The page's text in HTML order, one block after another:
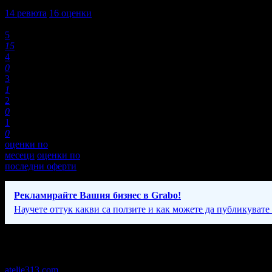
14 ревюта 16 оценки
5
15
4
0
3
1
2
0
1
0
оценки по
месеци оценки по
последни оферти
Рекламирайте Вашия бизнес в Grabo!
Научете оттук какви са ползите и как можете да публикувате
atelie313.com